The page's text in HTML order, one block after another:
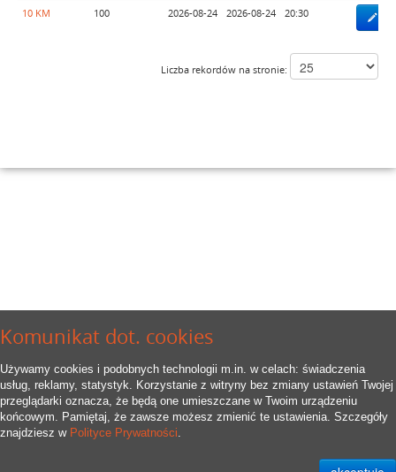
Komunikat dot. cookies
Używamy cookies i podobnych technologii m.in. w celach: świadczenia
usług, reklamy, statystyk. Korzystanie z witryny bez zmiany ustawień Twojej
przeglądarki oznacza, że będą one umieszczane w Twoim urządzeniu
końcowym. Pamiętaj, że zawsze możesz zmienić te ustawienia. Szczegóły
znajdziesz w Polityce Prywatności.
10 KM 100 2026-08-24 2026-08-24 20:30
Liczba rekordów na stronie: